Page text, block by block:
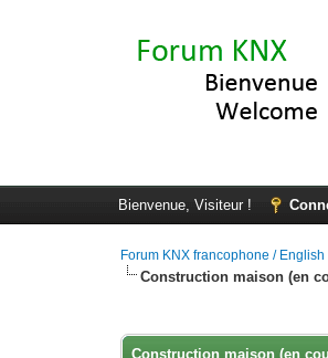
Bienvenue, Visiteur !
Forum KNX francophone /
Construction maison (en
Construction maison (en